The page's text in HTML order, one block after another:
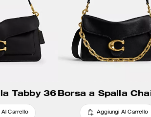
Tabby 36
Al Carrello Aggiungi Al Carrello